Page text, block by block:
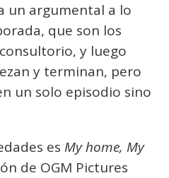
un argumental a lo
que son los
y luego
y terminan, pero
un solo episodio sino
es My home, My
de OGM Pictures